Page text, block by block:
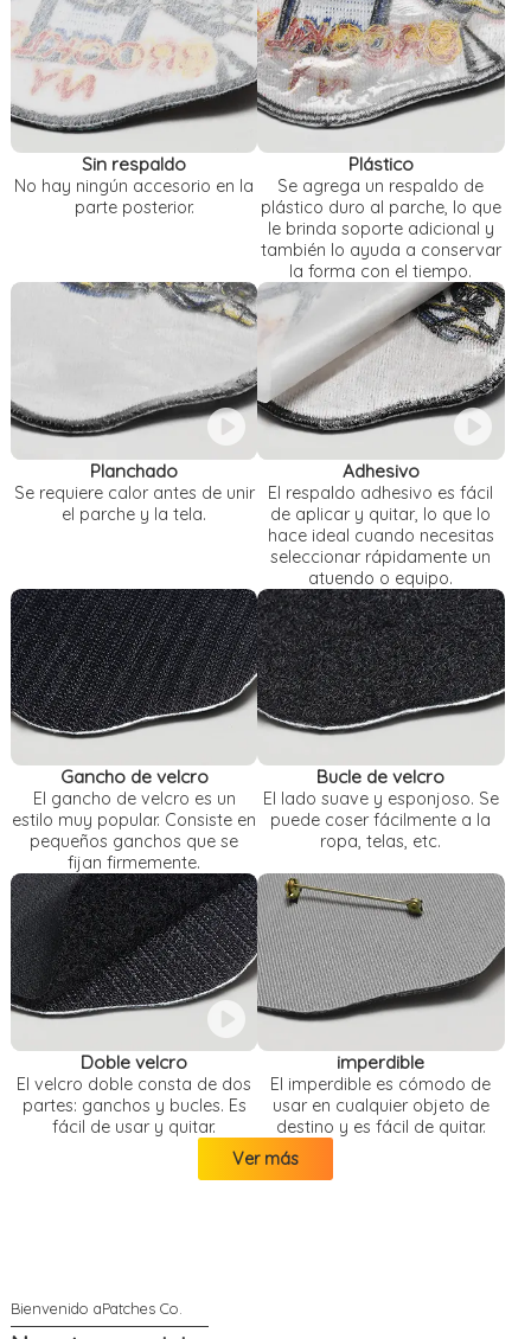
Sin respaldo
No hay ningún accesorio en la
parte posterior.
Plástico
Se agrega un respaldo de
plástico duro al parche, lo que
le brinda soporte adicional y
también lo ayuda a conservar
la forma con el tiempo.
Planchado
Se requiere calor antes de unir
el parche y la tela.
Adhesivo
El respaldo adhesivo es fácil
de aplicar y quitar, lo que lo
hace ideal cuando necesitas
seleccionar rápidamente un
atuendo o equipo.
Gancho de velcro
El gancho de velcro es un
estilo muy popular. Consiste en
pequeños ganchos que se
fijan firmemente.
Bucle de velcro
El lado suave y esponjoso. Se
puede coser fácilmente a la
ropa, telas, etc.
Doble velcro
El velcro doble consta de dos
partes: ganchos y bucles. Es
fácil de usar y quitar.
imperdible
El imperdible es cómodo de
usar en cualquier objeto de
destino y es fácil de quitar.
Ver más